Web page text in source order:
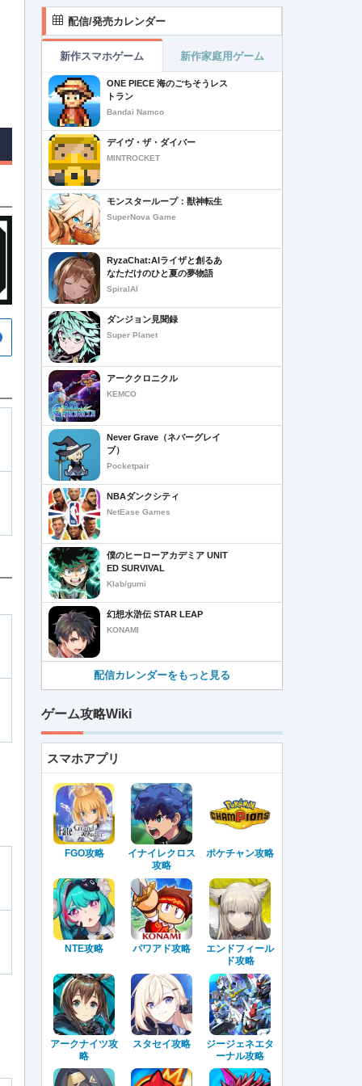
配信/発売カレンダー
新作スマホゲーム 新作家庭用ゲーム
ONE PIECE 海のごちそうレス
トラン
Bandai Namco
デイヴ・ザ・ダイバー
MINTROCKET
モンスターループ：獣神転生
SuperNova Game
RyzaChat:AIライザと創るあ
なただけのひと夏の夢物語
SpiralAI
ダンジョン見聞録
Super Planet
アーククロニクル
KEMCO
Never Grave（ネバーグレイ
ブ）
Pocketpair
NBAダンクシティ
NetEase Games
僕のヒーローアカデミア UNIT
ED SURVIVAL
Klab/gumi
幻想水滸伝 STAR LEAP
KONAMI
配信カレンダーをもっと見る
ゲーム攻略Wiki
スマホアプリ
FGO攻略
イナイレクロス
攻略
ポケチャン攻略
NTE攻略 パワアド攻略
エンドフィール
ド攻略
アークナイツ攻
略
スタセイ攻略
ジージェネエタ
ーナル攻略